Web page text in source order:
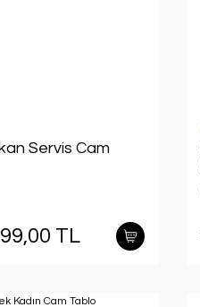
Servis Cam
TL